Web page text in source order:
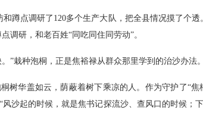
点调研了120多个生产大队，把全县情况摸了个透
调研，和老百姓“同吃同住同劳动”。
栽种泡桐，正是焦裕禄从群众那里学到的治沙办法。
华盖如云，荫蔽着树下乘凉的人。作为守护了“焦
沙起的时候，就是焦书记探流沙、查风口的时候；